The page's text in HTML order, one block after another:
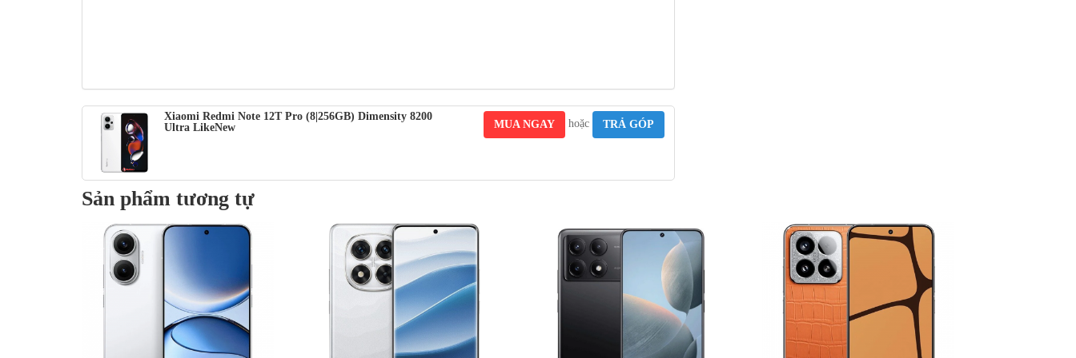
Xiaomi Redmi Note 12T Pro (8|256GB) Dimensity 8200
Ultra LikeNew
MUA NGAY hoặc TRẢ GÓP
Sản phẩm tương tự
7,390,000₫
Màn hình
: AMOLED, 68B màu, 120Hz, Dolby
Vision, HDR10+, HDR Vivid, 800
nits (điển hình), 1800 nits (HBM),
4,190,000₫
Màn hình: AMOLED, 68B colors,
120Hz, HDR10+, Dolby Vision, 3000
6.67 inches, 107.4 cm2(~88.9%
6,690,000₫
: OLED 6,67 inch , 68B màu, 120Hz,
Dolby Vision, HDR10+, 4000 nits
11,290,000₫
Màn hình
: LTPO OLED, 1B màu, 120Hz,
Dolby Vision, HDR10+, 3200 nits
(đỉnh)
Kích Cỡ